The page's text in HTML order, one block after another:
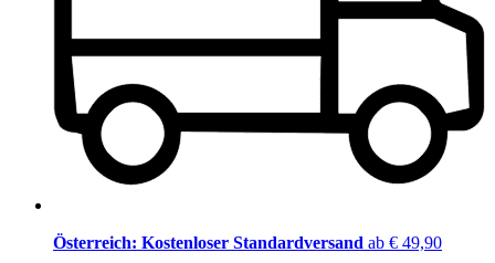
Österreich: Kostenloser Standardversand ab € 49,90